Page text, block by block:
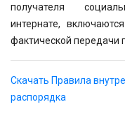
получателя
интернате,
фактической
Скачать Правила
распорядка